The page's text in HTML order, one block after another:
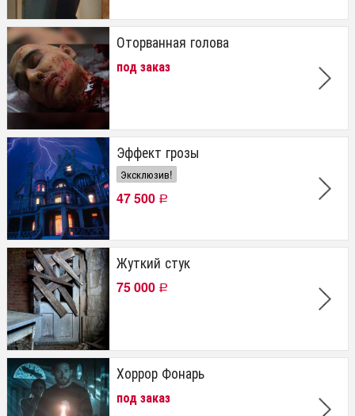
Оторванная голова
под заказ
Эффект грозы
Эксклюзив!
47 500 Р
Жуткий стук
75 000 Р
Хоррор Фонарь
под заказ